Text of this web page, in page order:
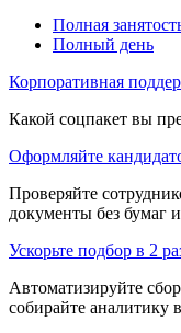
Полная
Полный день
Корпоративная
Какой соцпакет вы
Оформляйте
Проверяйте
документы без бумаг
Ускорьте подбор в 2
Автоматизируйте
собирайте аналитику